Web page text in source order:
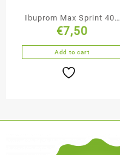
Ibuprom Max Sprint 400
mg 40 kapsułek
miękkich
€7,50
Add to cart